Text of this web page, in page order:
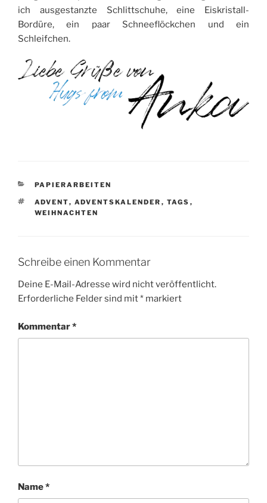
ich ausgestanzte Schlittschuhe, eine Eiskristall-
Bordüre, ein paar Schneeflöckchen und ein
Schleifchen.
KATEGORIEN
PAPIERARBEITEN
SCHLAGWÖRTER
ADVENT, ADVENTSKALENDER , TAGS ,
WEIHNACHTEN
Schreibe einen Kommentar
Deine E-Mail-Adresse wird nicht veröffentlicht.
Erforderliche Felder sind mit* markiert
Kommentar*
Name*